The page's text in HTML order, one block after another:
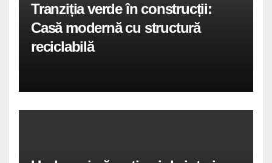
Tranziția verde în construcții:
Casă modernă cu structură
reciclabilă